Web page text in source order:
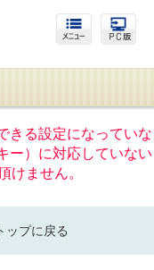
きる設定になっていな
ー）に対応していない
けません。
ップに戻る